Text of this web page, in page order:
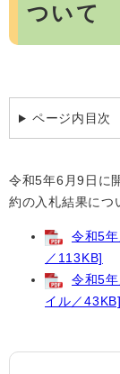
ついて
ページ内目次
令和5年6月9日に
約の入札結果につ
令和5
／113KB]
令和5
イル／43KB]